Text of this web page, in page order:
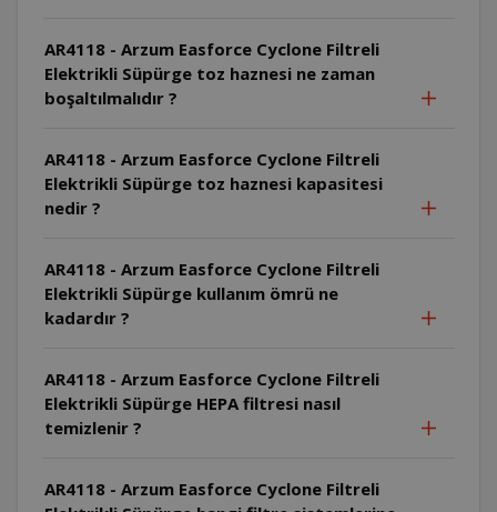
AR4118 - Arzum Easforce Cyclone Filtreli
Elektrikli Süpürge toz haznesi ne zaman
boşaltılmalıdır ?
AR4118 - Arzum Easforce Cyclone Filtreli
Elektrikli Süpürge toz haznesi kapasitesi
nedir ?
AR4118 - Arzum Easforce Cyclone Filtreli
Elektrikli Süpürge kullanım ömrü ne
kadardır ?
AR4118 - Arzum Easforce Cyclone Filtreli
Elektrikli Süpürge HEPA filtresi nasıl
temizlenir ?
AR4118 - Arzum Easforce Cyclone Filtreli